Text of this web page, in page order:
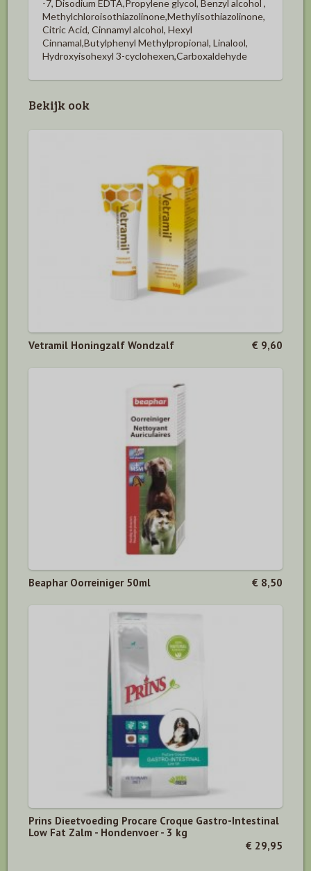
-7, Disodium EDTA,Propylene glycol, Benzyl alcohol ,
Methylchloroisothiazolinone,Methylisothiazolinone,
Citric Acid, Cinnamyl alcohol, Hexyl
Cinnamal,Butylphenyl Methylpropional, Linalool,
Hydroxyisohexyl 3-cyclohexen,Carboxaldehyde
Bekijk ook
Vetramil Honingzalf Wondzalf € 9,60
Beaphar Oorreiniger 50ml € 8,50
Prins Dieetvoeding Procare Croque Gastro-Intestinal
Low Fat Zalm - Hondenvoer - 3 kg
€ 29,95